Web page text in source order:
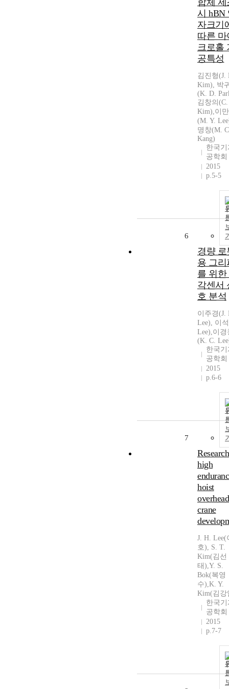
합체 제
시 hBN
자크기
따른 마
크로홀
공특성
김진형(J.
Kim), 박
(K. D.
김창의
Kim),이
(M. Y.
명창(M.
Kang)
한국
공학회
2015
p.5-5
6
경량 로
용 그리
를 위한
각센서
호 분석
이주경(J.
Lee), 이
Lee),이경
(K. C.
한국
공학회
2015
p.6-6
7
high
hoist
overhead
crane
J. H. Lee(
호), S. T.
Kim(김선
태),Y. S.
Bok(복영
수),K. Y.
Kim(김강
한국
공학회
2015
p.7-7